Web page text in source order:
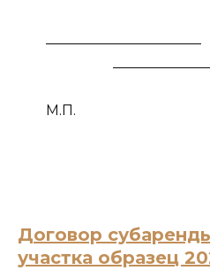
М.П.
Договор
участка образец